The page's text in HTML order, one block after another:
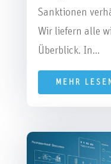
Sanktionen
Wir liefern alle
Überblick. In...
MEHR LESEN